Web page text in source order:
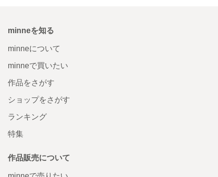
minneを知る
minneについて
minneで買いたい
作品をさがす
ショップをさがす
ランキング
特集
作品販売について